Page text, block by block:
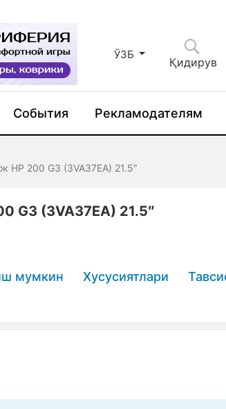
ЎЗБ
Қидирув
События Рекламодателям
HP 200 G3 (3VA37EA) 21.5″
G3 (3VA37EA) 21.5″
мумкин Xусусиятлари